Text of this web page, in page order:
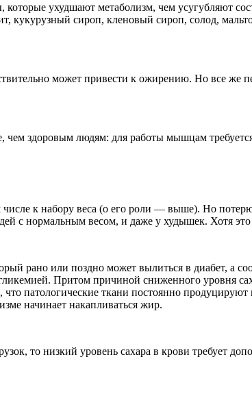
ухудшают метаболизм, чем усугубляют
кукурузный сироп, кленовый сироп, солод,
может привести к ожирению. Но все же
здоровым людям: для работы мышцам
к набору веса (о его роли — выше). Но
с нормальным весом, и даже у худышек. Хотя это
рано или поздно может вылиться в диабет, а
Притом причиной сниженного уровня
патологические ткани постоянно
начинает накапливаться жир.
то низкий уровень сахара в крови требует